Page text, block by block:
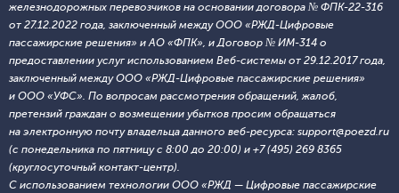
железнодорожных перевозчиков на основании договора № ФПК-22-316
от 27.12.2022 года, заключенный между ООО «РЖД-Цифровые
пассажирские решения» и АО «ФПК», и Договор № ИМ-314 о
предоставлении услуг использованием Веб-системы от 29.12.2017 года,
заключенный между ООО «РЖД-Цифровые пассажирские решения»
и ООО «УФС». По вопросам рассмотрения обращений, жалоб,
претензий граждан о возмещении убытков просим обращаться
на электронную почту владельца данного веб-ресурса: support@poezd.ru
(с понедельника по пятницу с 8:00 до 20:00) и +7 (495) 269 8365
(круглосуточный контакт-центр).
С использованием технологии ООО «РЖД — Цифровые пассажирские